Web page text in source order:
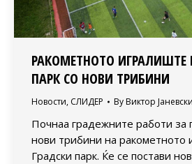
РАКОМЕТНОТО ИГРАЛИШТЕ
ПАРК СО НОВИ ТРИБИНИ
Новости, СЛИДЕР By Виктор Јаневски
Почнаа градежните работи за
нови трибини на ракометното
Градски парк. Ќе се постави